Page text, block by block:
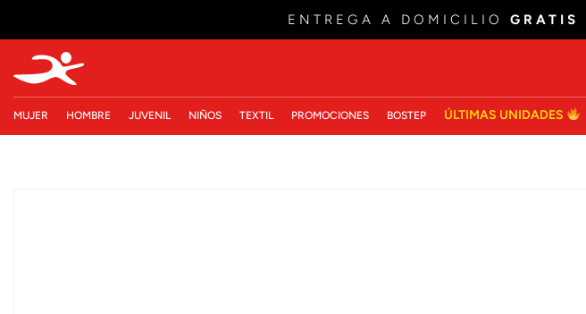
ENTREGA A DOMICILIO GRATIS
MUJER HOMBRE JUVENIL NIÑOS TEXTIL PROMOCIONES BOSTEP ÚLTIMAS UNIDADES